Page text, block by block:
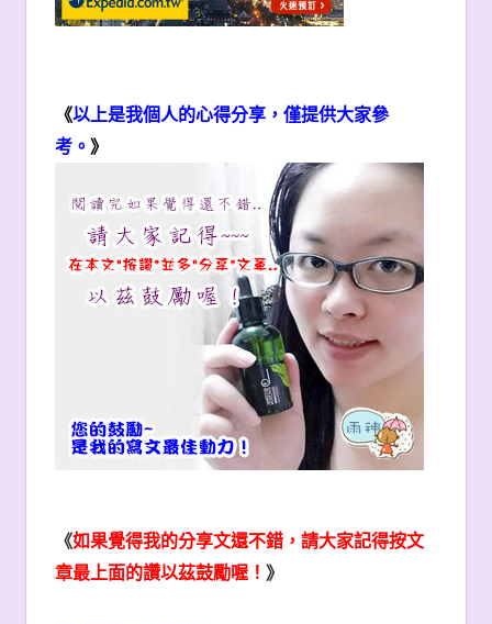
《以上是我個人的心得分享，僅提供大家參
考。 》
《如果覺得我的分享文還不錯，請大家記得按文
章最上面的讚以茲鼓勵喔！ 》